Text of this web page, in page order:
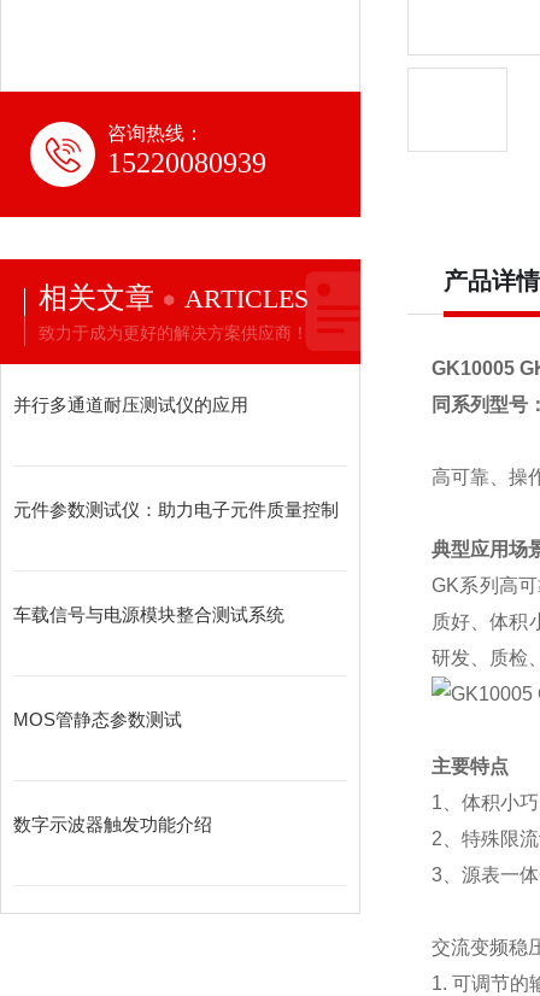
咨询热线：
15220080939
相关文章 ARTICLES
致力于成为更好的解决方案供应商！
并行多通道耐压测试仪的应用
元件参数测试仪：助力电子元件质量控制
车载信号与电源模块整合测试系统
MOS管静态参数测试
数字示波器触发功能介绍
产品详情
GK10005
同系列型号
高可靠、操
典型应用场
GK系列高
质好、体积
研发、质检
主要特点
1 、体积小
2 、特殊限
3 、源表一
交流变频稳
1. 可调节的